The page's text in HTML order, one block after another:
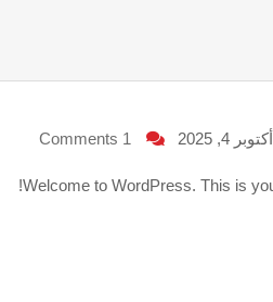
أكتوبر 4, 2025 1 Comments
Welcome to WordPress. This is